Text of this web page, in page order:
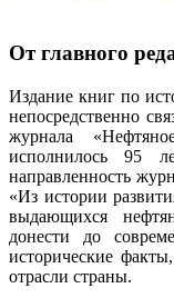
От главного
Издание книг по
непосредственно
журнала
исполнилось 95
направленность
«Из истории
выдающихся
донести до
исторические
отрасли страны.